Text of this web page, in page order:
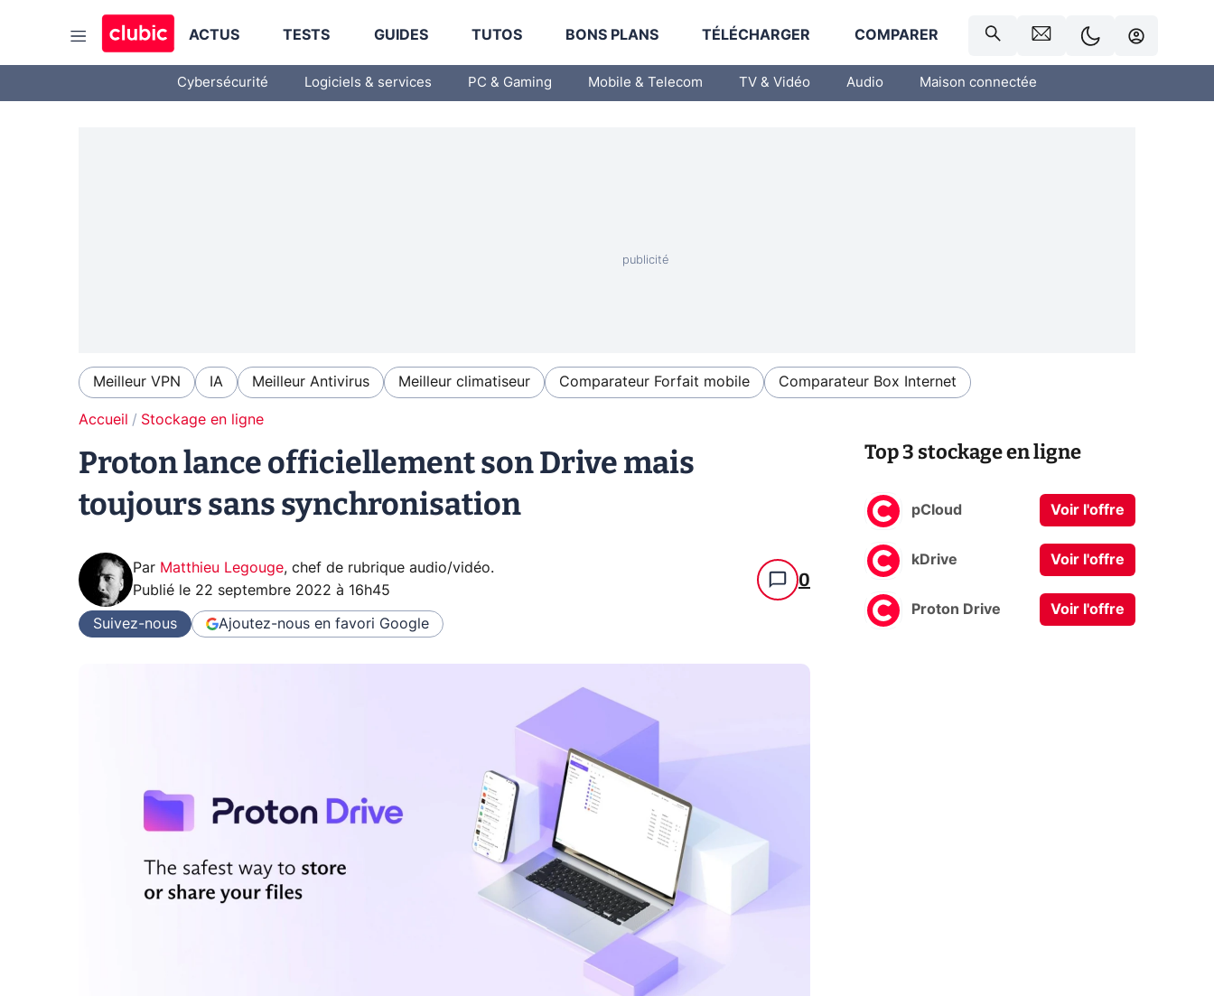
ACTUS TESTS GUIDES TUTOS BONS PLANS TÉLÉCHARGER COMPARER
Cybersécurité Logiciels & services PC & Gaming Mobile & Telecom TV & Vidéo Audio Maison connectée
Meilleur VPN IA Meilleur Antivirus Meilleur climatiseur Comparateur Forfait mobile Comparateur Box Internet
Accueil Stockage en ligne
Proton lance officiellement son Drive mais
toujours sans synchronisation
Par Matthieu Legouge, chef de rubrique audio/vidéo.
Publié le 22 septembre 2022 à 16h45 0
Suivez-nous Ajoutez-nous en favori Google
Top 3 stockage en ligne
pCloud Voir l'offre
kDrive Voir l'offre
Proton Drive Voir l'offre